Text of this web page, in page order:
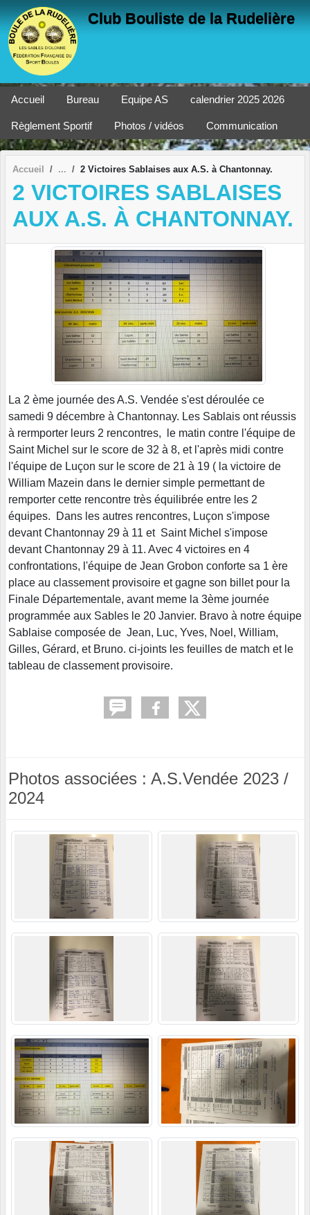
Club Bouliste de la Rudelière
Accueil Bureau Equipe AS calendrier 2025 2026
Règlement Sportif Photos / vidéos Communication
Accueil 2 Victoires Sablaises aux A.S. à Chantonnay.
2 VICTOIRES SABLAISES
AUX A.S. À CHANTONNAY.
La 2 ème journée des A.S. Vendée s'est déroulée ce
samedi 9 décembre à Chantonnay. Les Sablais ont réussis
à rermporter leurs 2 rencontres, le matin contre l'équipe de
Saint Michel sur le score de 32 à 8, et l'après midi contre
l'équipe de Luçon sur le score de 21 à 19 ( la victoire de
William Mazein dans le dernier simple permettant de
remporter cette rencontre très équilibrée entre les 2
équipes. Dans les autres rencontres, Luçon s'impose
devant Chantonnay 29 à 11 et Saint Michel s'impose
devant Chantonnay 29 à 11. Avec 4 victoires en 4
confrontations, l'équipe de Jean Grobon conforte sa 1 ère
place au classement provisoire et gagne son billet pour la
Finale Départementale, avant meme la 3ème journée
programmée aux Sables le 20 Janvier. Bravo à notre équipe
Sablaise composée de Jean, Luc, Yves, Noel, William,
Gilles, Gérard, et Bruno. ci-joints les feuilles de match et le
tableau de classement provisoire.
Photos associées : A.S.Vendée 2023 /
2024
Panneau de gestion des cookies